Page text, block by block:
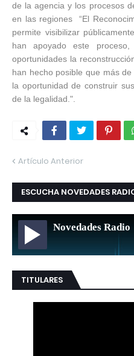
de la agencia y los procesos
en las regiones “El
permite visibilizar
han apoyado este proceso,
oportunidades la
han hecho posible que más
la oportunidad de construir
de la legalidad.".
Artículo Anterior
ESCUCHA NOVEDADES
Novedades Radio
TITULARES